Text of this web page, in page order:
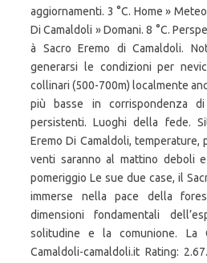
aggiornamenti. 3 °C. Home »
Di Camaldoli » Domani. 8 °C.
à Sacro Eremo di Camaldoli.
generarsi le condizioni per
collinari (500-700m) localmente
più basse in corrispondenza
persistenti. Luoghi della fede.
Eremo Di Camaldoli, temperature,
venti saranno al mattino deboli
pomeriggio Le sue due case, il
immerse nella pace della
dimensioni fondamentali
solitudine e la comunione. La
Camaldoli-camaldoli.it Rating: